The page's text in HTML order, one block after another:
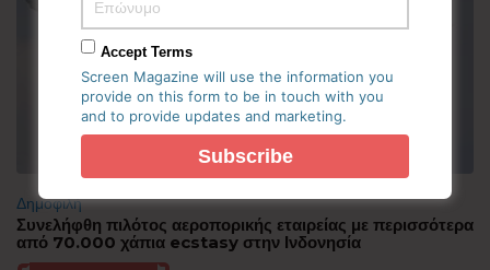
Δημοφιλή
Συνελήφθη πιλότος αεροπορικής εταιρείας με περισσότερα
από 70.000 χάπια ecstasy στην Ινδονησία
Accept Terms
Screen Magazine will use the information you
provide on this form to be in touch with you
and to provide updates and marketing.